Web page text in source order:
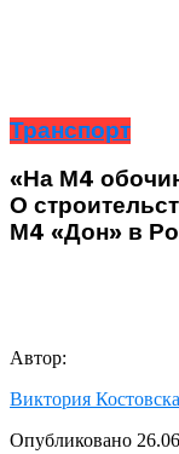
Транспорт
«На М4
О
М4 «Дон» в
Автор:
Виктория
Опубликовано